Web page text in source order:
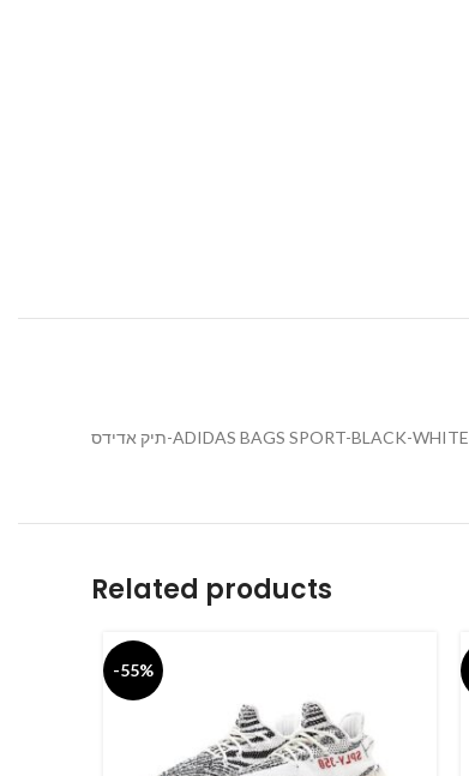
תיק אדידס-ADIDAS BAGS SPORT-BLACK-WHITE
Related products
-55%